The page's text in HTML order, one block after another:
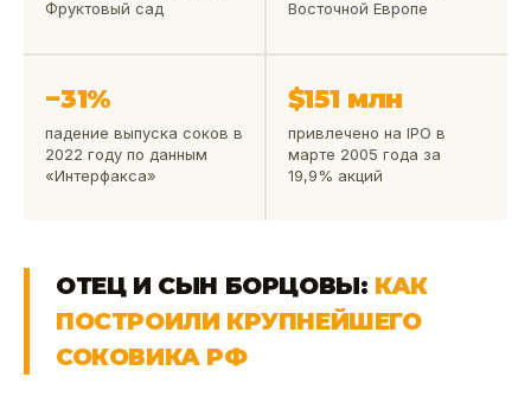
Фруктовый сад
Восточной Европе
−31%
падение выпуска соков в
2022 году по данным
«Интерфакса»
$151 млн
привлечено на IPO в
марте 2005 года за
19,9% акций
ОТЕЦ И СЫН БОРЦОВЫ: КАК
ПОСТРОИЛИ КРУПНЕЙШЕГО
СОКОВИКА РФ